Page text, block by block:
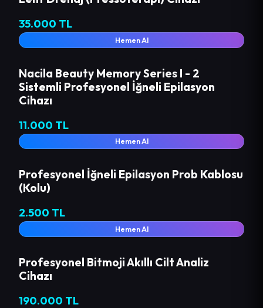
35.000 TL
Hemen Al
Nacila Beauty Memory Series I - 2
Sistemli Profesyonel İğneli Epilasyon
Cihazı
11.000 TL
Hemen Al
Profesyonel İğneli Epilasyon Prob Kablosu
(Kolu)
2.500 TL
Hemen Al
Profesyonel Bitmoji Akıllı Cilt Analiz
Cihazı
190.000 TL